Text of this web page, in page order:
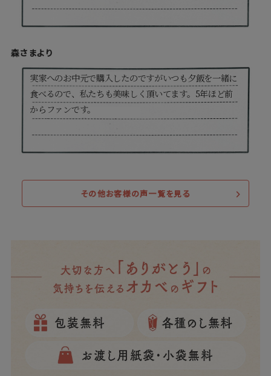
森さまより
実家へのお中元で購入したのですがいつも夕飯を一緒に
食べるので、私たちも美味しく頂いてます。5年ほど前
からファンです。
その他お客様の声一覧を見る